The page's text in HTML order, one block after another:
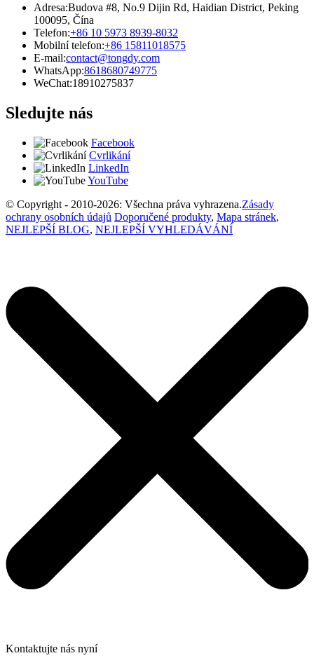
Adresa:Budova #8, No.9 Dijin Rd, Haidian District, Peking
100095, Čína
Telefon:+86 10 5973 8939-8032
Mobilní telefon:+86 15811018575
E-mail:contact@tongdy.com
WhatsApp:8618680749775
WeChat:18910275837
Sledujte nás
Facebook
Cvrlikání
LinkedIn
YouTube
© Copyright - 2010-2026: Všechna práva vyhrazena.Zásady
ochrany osobních údajů Doporučené produkty, Mapa stránek,
NEJLEPŠÍ BLOG, NEJLEPŠÍ VYHLEDÁVÁNÍ
Kontaktujte nás nyní